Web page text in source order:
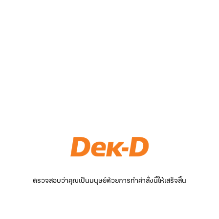
ตรวจสอบว่าคุณเป็นมนุษย์ด้วยการทำคำสั่งนี้ให้เสร็จสิ้น